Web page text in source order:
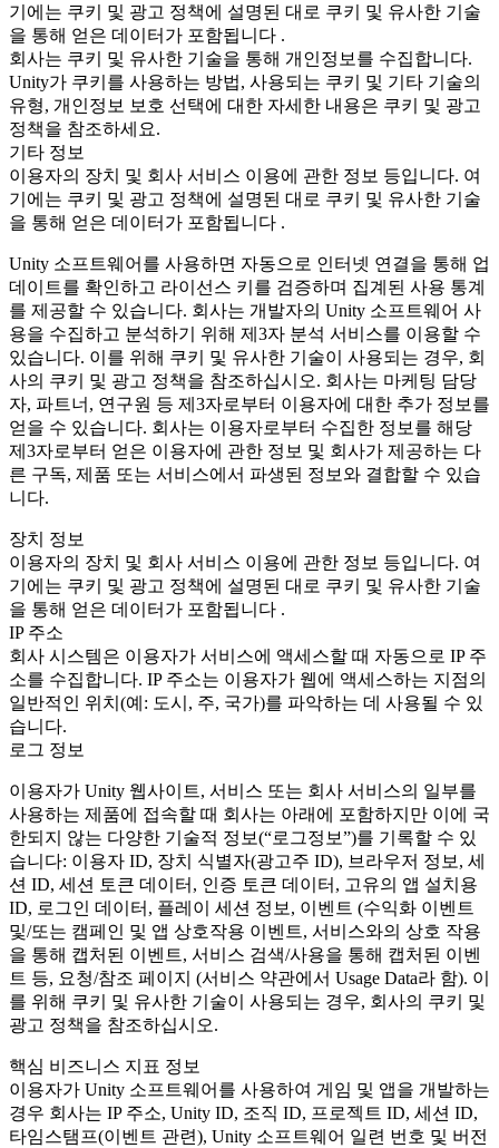
기에는 쿠키 및 광고 정책에 설명된 대로 쿠키 및 유사한 기술
을 통해 얻은 데이터가 포함됩니다 .
회사는 쿠키 및 유사한 기술을 통해 개인정보를 수집합니다.
Unity가 쿠키를 사용하는 방법, 사용되는 쿠키 및 기타 기술의
유형, 개인정보 보호 선택에 대한 자세한 내용은 쿠키 및 광고
정책을 참조하세요.
기타 정보
이용자의 장치 및 회사 서비스 이용에 관한 정보 등입니다. 여
기에는 쿠키 및 광고 정책에 설명된 대로 쿠키 및 유사한 기술
을 통해 얻은 데이터가 포함됩니다 .
Unity 소프트웨어를 사용하면 자동으로 인터넷 연결을 통해 업
데이트를 확인하고 라이선스 키를 검증하며 집계된 사용 통계
를 제공할 수 있습니다. 회사는 개발자의 Unity 소프트웨어 사
용을 수집하고 분석하기 위해 제3자 분석 서비스를 이용할 수
있습니다. 이를 위해 쿠키 및 유사한 기술이 사용되는 경우, 회
사의 쿠키 및 광고 정책을 참조하십시오. 회사는 마케팅 담당
자, 파트너, 연구원 등 제3자로부터 이용자에 대한 추가 정보를
얻을 수 있습니다. 회사는 이용자로부터 수집한 정보를 해당
제3자로부터 얻은 이용자에 관한 정보 및 회사가 제공하는 다
른 구독, 제품 또는 서비스에서 파생된 정보와 결합할 수 있습
니다.
장치 정보
이용자의 장치 및 회사 서비스 이용에 관한 정보 등입니다. 여
기에는 쿠키 및 광고 정책에 설명된 대로 쿠키 및 유사한 기술
을 통해 얻은 데이터가 포함됩니다 .
IP 주소
회사 시스템은 이용자가 서비스에 액세스할 때 자동으로 IP 주
소를 수집합니다. IP 주소는 이용자가 웹에 액세스하는 지점의
일반적인 위치(예: 도시, 주, 국가)를 파악하는 데 사용될 수 있
습니다.
로그 정보
이용자가 Unity 웹사이트, 서비스 또는 회사 서비스의 일부를
사용하는 제품에 접속할 때 회사는 아래에 포함하지만 이에 국
한되지 않는 다양한 기술적 정보(“로그정보”)를 기록할 수 있
습니다: 이용자 ID, 장치 식별자(광고주 ID), 브라우저 정보, 세
션 ID, 세션 토큰 데이터, 인증 토큰 데이터, 고유의 앱 설치용
ID, 로그인 데이터, 플레이 세션 정보, 이벤트 (수익화 이벤트
및/또는 캠페인 및 앱 상호작용 이벤트, 서비스와의 상호 작용
을 통해 캡처된 이벤트, 서비스 검색/사용을 통해 캡처된 이벤
트 등, 요청/참조 페이지 (서비스 약관에서 Usage Data라 함). 이
를 위해 쿠키 및 유사한 기술이 사용되는 경우, 회사의 쿠키 및
광고 정책을 참조하십시오.
핵심 비즈니스 지표 정보
이용자가 Unity 소프트웨어를 사용하여 게임 및 앱을 개발하는
경우 회사는 IP 주소, Unity ID, 조직 ID, 프로젝트 ID, 세션 ID,
타임스탬프(이벤트 관련), Unity 소프트웨어 일련 번호 및 버전